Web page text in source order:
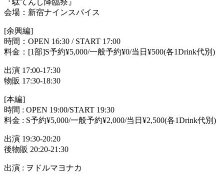
会場：新宿ナインスパイス
[余興編]
時間：OPEN 16:30 / START 17:00
料金：[1部]S予約¥5,000/一般予約¥0/当日¥500(各1Drink代別)
出演 17:00-17:30
物販 17:30-18:30
[本編]
時間 : OPEN 19:00/START 19:30
料金 : S予約¥5,000/一般予約¥2,000/当日¥2,500(各1Drink代別)
出演 19:30-20:20
後物販 20:20-21:30
出演 : ヲドルマヨナカ